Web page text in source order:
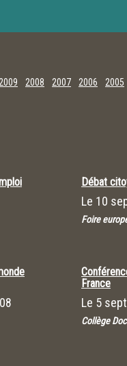
2009 2008 2007 2006 2005
Débat
Le 10
Foire
France
Le 5
Collège